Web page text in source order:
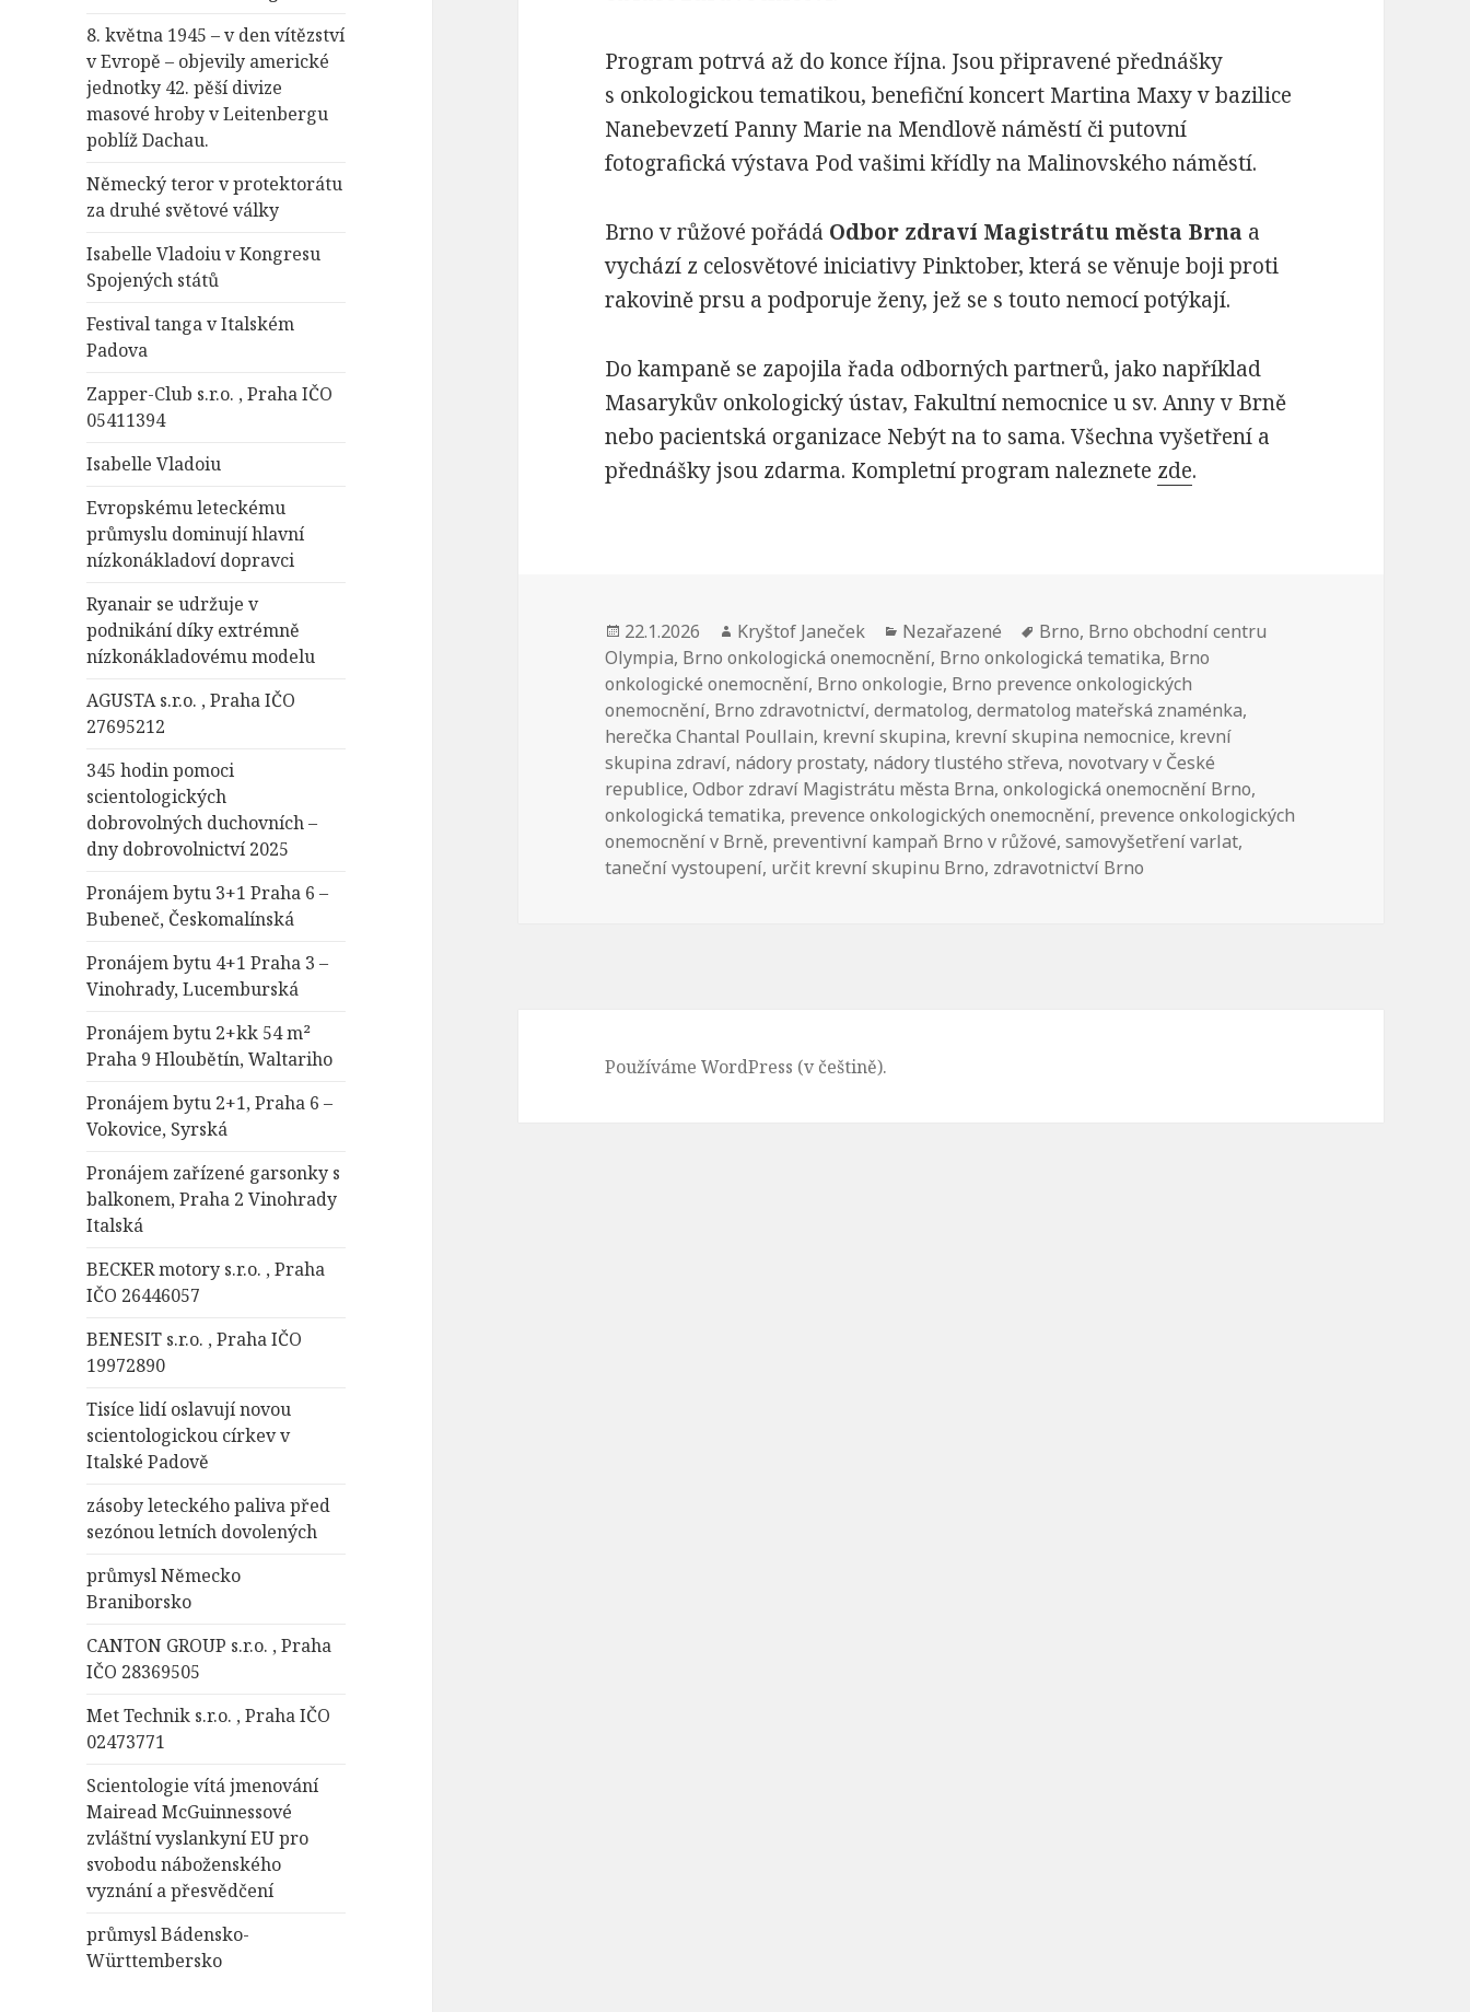
8. května 1945 – v den vítězství
v Evropě – objevily americké
jednotky 42. pěší divize
masové hroby v Leitenbergu
poblíž Dachau.
Německý teror v protektorátu
za druhé světové války
Isabelle Vladoiu v Kongresu
Spojených států
Festival tanga v Italském
Padova
Zapper-Club s.r.o. , Praha IČO
05411394
Isabelle Vladoiu
Evropskému leteckému
průmyslu dominují hlavní
nízkonákladoví dopravci
Ryanair se udržuje v
podnikání díky extrémně
nízkonákladovému modelu
AGUSTA s.r.o. , Praha IČO
27695212
345 hodin pomoci
scientologických
dobrovolných duchovních –
dny dobrovolnictví 2025
Pronájem bytu 3+1 Praha 6 –
Bubeneč, Českomalínská
Pronájem bytu 4+1 Praha 3 –
Vinohrady, Lucemburská
Pronájem bytu 2+kk 54 m²
Praha 9 Hloubětín, Waltariho
Pronájem bytu 2+1, Praha 6 –
Vokovice, Syrská
Pronájem zařízené garsonky s
balkonem, Praha 2 Vinohrady
Italská
BECKER motory s.r.o. , Praha
IČO 26446057
BENESIT s.r.o. , Praha IČO
19972890
Tisíce lidí oslavují novou
scientologickou církev v
Italské Padově
zásoby leteckého paliva před
sezónou letních dovolených
průmysl Německo
Braniborsko
CANTON GROUP s.r.o. , Praha
IČO 28369505
Met Technik s.r.o. , Praha IČO
02473771
Scientologie vítá jmenování
Mairead McGuinnessové
zvláštní vyslankyní EU pro
svobodu náboženského
vyznání a přesvědčení
průmysl Bádensko-
Württembersko
Program potrvá až do konce října. Jsou připravené přednášky
s onkologickou tematikou, benefiční koncert Martina Maxy v bazilice
Nanebevzetí Panny Marie na Mendlově náměstí či putovní
fotografická výstava Pod vašimi křídly na Malinovského náměstí.
Brno v růžové pořádá Odbor zdraví Magistrátu města Brna a
vychází z celosvětové iniciativy Pinktober, která se věnuje boji proti
rakovině prsu a podporuje ženy, jež se s touto nemocí potýkají.
Do kampaně se zapojila řada odborných partnerů, jako například
Masarykův onkologický ústav, Fakultní nemocnice u sv. Anny v Brně
nebo pacientská organizace Nebýt na to sama. Všechna vyšetření a
přednášky jsou zdarma. Kompletní program naleznete zde.
Publikováno:
22.1.2026 Autor:
Kryštof Janeček Rubriky:
Nezařazené Štítky:
Brno, Brno obchodní centru
Olympia, Brno onkologická onemocnění, Brno onkologická tematika, Brno
onkologické onemocnění, Brno onkologie, Brno prevence onkologických
onemocnění, Brno zdravotnictví,dermatolog,dermatolog mateřská znaménka,
herečka Chantal Poullain, krevní skupina, krevní skupina nemocnice, krevní
skupina zdraví, nádory prostaty, nádory tlustého střeva, novotvary v České
republice,Odbor zdraví Magistrátu města Brna,onkologická onemocnění Brno,
onkologická tematika, prevence onkologických onemocnění, prevence onkologických
onemocnění v Brně, preventivní kampaň Brno v růžové,samovyšetření varlat,
taneční vystoupení, určit krevní skupinu Brno, zdravotnictví Brno
Používáme WordPress (v češtině).